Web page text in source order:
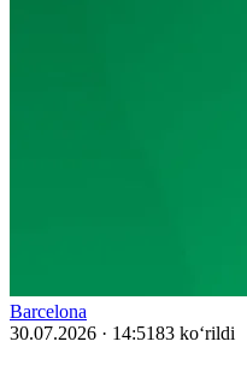
Barcelona
30.07.2026 · 14:5183 ko‘rildi